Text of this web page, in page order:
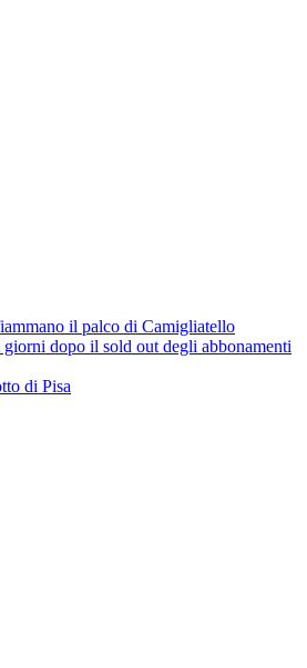
il palco di Camigliatello
dopo il sold out degli abbonamenti
di Pisa